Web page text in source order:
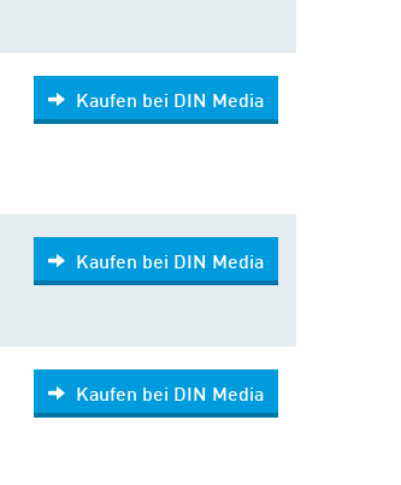
Kaufen bei DIN Media
Kaufen bei DIN Media
Kaufen bei DIN Media